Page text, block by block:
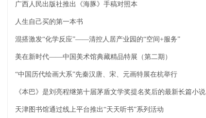
广西人民出版社推出《海豚》手稿对照本
人生自己买的第一本书
混搭激发“化学反应”——清控人居产业园的“空间+服务”
美在新时代——中国美术馆典藏精品特展（第二期）
“中国历代绘画大系”先秦汉唐、宋、元画特展在杭举行
《本巴》是刘亮程继第十届茅盾文学奖提名奖后的最新长篇小说
天津图书馆通过线上平台推出“天天听书”系列活动